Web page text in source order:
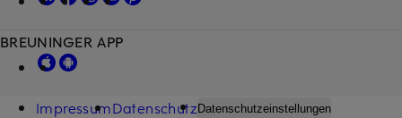
BREUNINGER APP
ImpressumDatenschutzDatenschutzeinstellungen